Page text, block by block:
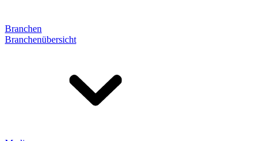
Branchen
Branchenübersicht